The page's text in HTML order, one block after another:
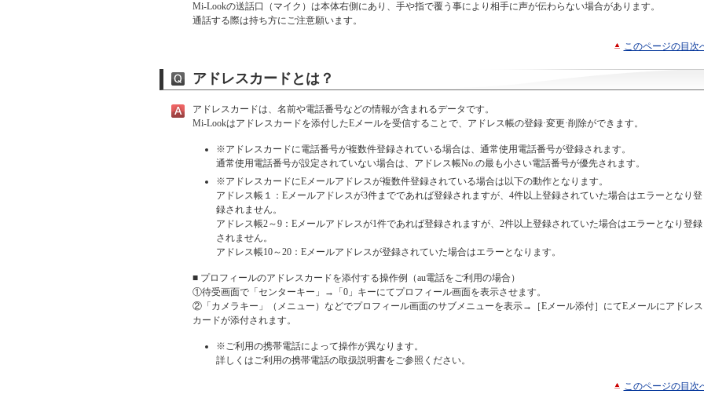
Mi-Lookの送話口（マイク）は本体右側にあり、手や指で覆う事により相手に声が伝わらない場合があります。
通話する際は持ち方にご注意願います。
このページの目次
アドレスカードとは？
アドレスカードは、名前や電話番号などの情報が含まれるデータです。
Mi-Lookはアドレスカードを添付したEメールを受信することで、アドレス帳の登録·変更·削除ができます。
※アドレスカードに電話番号が複数件登録されている場合は、通常使用電話番号が登録されます。
通常使用電話番号が設定されていない場合は、アドレス帳No.の最も小さい電話番号が優先されます。
※アドレスカードにEメールアドレスが複数件登録されている場合は以下の動作となります。
アドレス帳１：Eメールアドレスが3件までであれば登録されますが、4件以上登録されていた場合はエラーとなり登
録されません。
アドレス帳2～9：Eメールアドレスが1件であれば登録されますが、2件以上登録されていた場合はエラーとなり登録
されません。
アドレス帳10～20：Eメールアドレスが登録されていた場合はエラーとなります。
■ プロフィールのアドレスカードを添付する操作例（au電話をご利用の場合）
①待受画面で「センターキー」→「0」キーにてプロフィール画面を表示させます。
②「カメラキー」（メニュー）などでプロフィール画面のサブメニューを表示→［Eメール添付］にてEメールにアドレス
カードが添付されます。
※ご利用の携帯電話によって操作が異なります。
詳しくはご利用の携帯電話の取扱説明書をご参照ください。
このページの目次